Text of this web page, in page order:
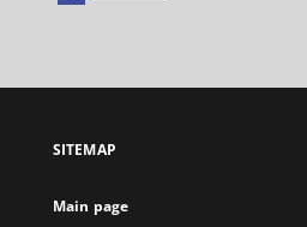
open
new
SITEMAP
Main page